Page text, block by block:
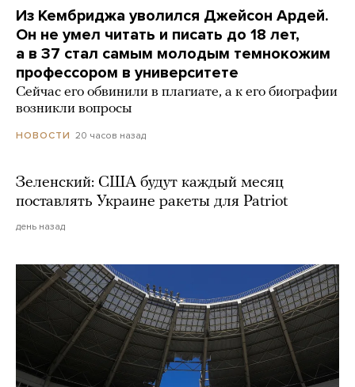
Из Кембриджа уволился Джейсон Ардей.
Он не умел читать и писать до 18 лет,
а в 37 стал самым молодым темнокожим
профессором в университете
Сейчас его обвинили в плагиате, а к его биографии
возникли вопросы
НОВОСТИ 20 часов назад
Зеленский: США будут каждый месяц
поставлять Украине ракеты для Patriot
день назад